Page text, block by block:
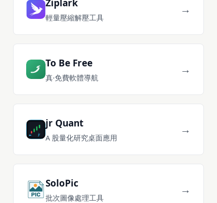
Ziplark
輕量壓縮解壓工具
→
To Be Free
真·免費軟體導航
→
jr Quant
A 股量化研究桌面應用
→
SoloPic
批次圖像處理工具
→